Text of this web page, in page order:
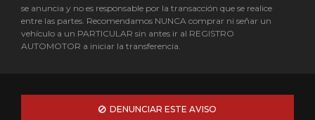
se anuncia y no es responsable por la transacción que se realice
entre las partes. Recomendamos NUNCA comprar ni señar un
vehículo a un PARTICULAR sin antes ir al REGISTRO
AUTOMOTOR a iniciar la transferencia.
DENUNCIAR ESTE AVISO